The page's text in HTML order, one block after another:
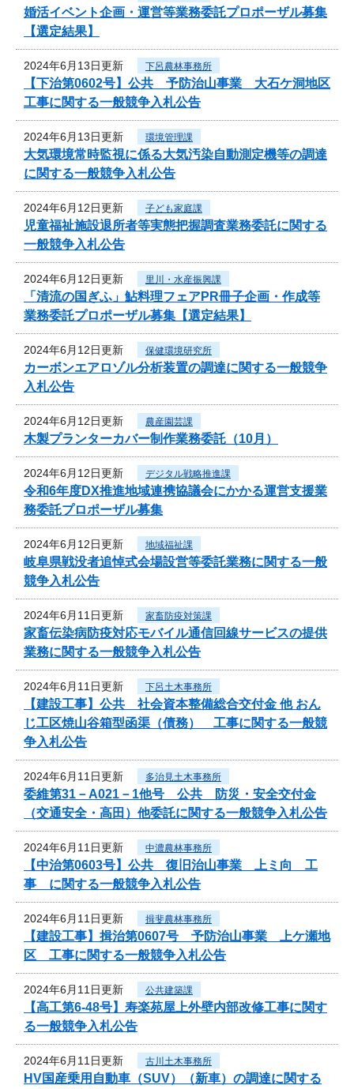
婚活イベント企画・運営等業務委託プロポーザル募集
【選定結果】
2024年6月13日更新 下呂農林事務所
【下治第0602号】公共 予防治山事業 大石ケ洞地区
工事に関する一般競争入札公告
2024年6月13日更新 環境管理課
大気環境常時監視に係る大気汚染自動測定機等の調達
に関する一般競争入札公告
2024年6月12日更新 子ども家庭課
児童福祉施設退所者等実態把握調査業務委託に関する
一般競争入札公告
2024年6月12日更新 里川・水産振興課
「清流の国ぎふ」鮎料理フェアPR冊子企画・作成等
業務委託プロポーザル募集【選定結果】
2024年6月12日更新 保健環境研究所
カーボンエアロゾル分析装置の調達に関する一般競争
入札公告
2024年6月12日更新 農産園芸課
木製プランターカバー制作業務委託（10月）
2024年6月12日更新 デジタル戦略推進課
令和6年度DX推進地域連携協議会にかかる運営支援業
務委託プロポーザル募集
2024年6月12日更新 地域福祉課
岐阜県戦没者追悼式会場設営等委託業務に関する一般
競争入札公告
2024年6月11日更新 家畜防疫対策課
家畜伝染病防疫対応モバイル通信回線サービスの提供
業務に関する一般競争入札公告
2024年6月11日更新 下呂土木事務所
【建設工事】公共 社会資本整備総合交付金 他 おん
じ工区焼山谷箱型函渠（債務） 工事に関する一般競
争入札公告
2024年6月11日更新 多治見土木事務所
委維第31－A021－1他号 公共 防災・安全交付金
（交通安全・高田）他委託に関する一般競争入札公告
2024年6月11日更新 中濃農林事務所
【中治第0603号】公共 復旧治山事業 上ミ向 工
事 に関する一般競争入札公告
2024年6月11日更新 揖斐農林事務所
【建設工事】揖治第0607号 予防治山事業 上ケ瀬地
区 工事に関する一般競争入札公告
2024年6月11日更新 公共建築課
【高工第6-48号】寿楽苑屋上外壁内部改修工事に関す
る一般競争入札公告
2024年6月11日更新 古川土木事務所
HV国産乗用自動車（SUV）（新車）の調達に関する